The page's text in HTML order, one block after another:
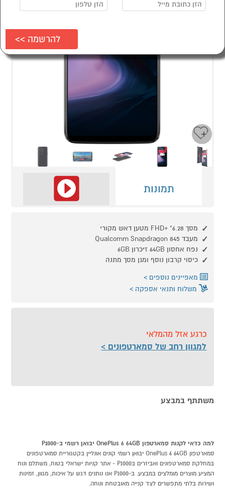
תמונות
מסך 6.28" +FHD מטען דאש מקורי
מעבד Qualcomm Snapdragon 845
נפח אחסון 64GB זיכרון 6GB
כיסוי קרבון נוסף ומגן מסך מתנה
מאפיינים נוספים
משלוח ותנאי אספקה
כרגע אזל מהמלאי
למגוון רחב של סמארטפונים
משתתף במבצע
למה כדאי לקנות סמארטפון OnePlus 6 64GB יבואן רשמי ב-P1000
סמארטפון OnePlus 6 64GB יבואן רשמי קונים אונליין בקטגוריית סמארטפונים
במחלקת סמארטפונים ואביזרים בP1000 - אתר קניות ישראלי בטוח, משתלם ונוח
המציע מוצרים מומלצים במבצע. ב-P1000 אנו נותנים דגש על איכות, מגוון, זמינות
ושירות בלתי מתפשרים לצד קנייה מאובטחת ונוחה.